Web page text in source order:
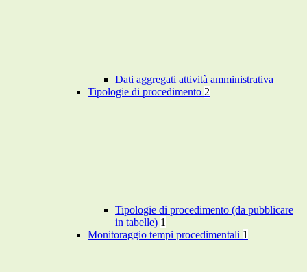
Dati aggregati attività amministrativa
Tipologie di procedimento 2
Tipologie di procedimento (da pubblicare
in tabelle) 1
Monitoraggio tempi procedimentali 1